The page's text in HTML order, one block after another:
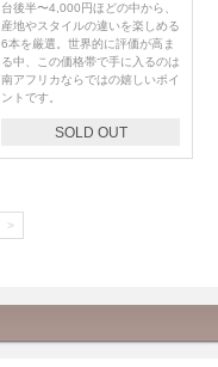
台後半〜4,000円ほどの中から、
産地やスタイルの違いを楽しめる
6本を厳選。世界的に評価が高ま
る中、この価格帯で手に入るのは
南アフリカならではの嬉しいポイ
ントです。
SOLD OUT
>